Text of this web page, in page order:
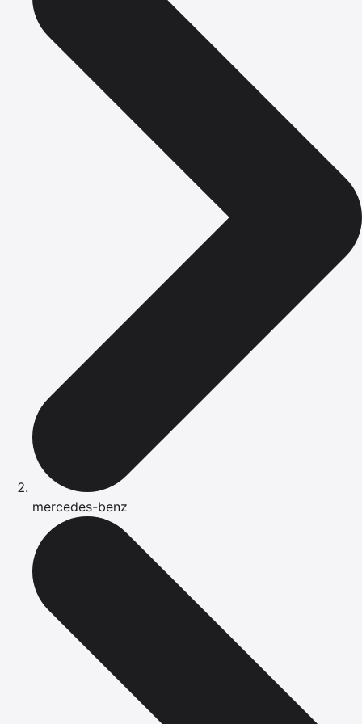
mercedes-benz